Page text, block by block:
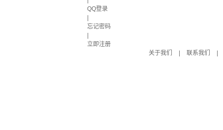
QQ登录
忘记密码
立即注册
关于我们
联系我们